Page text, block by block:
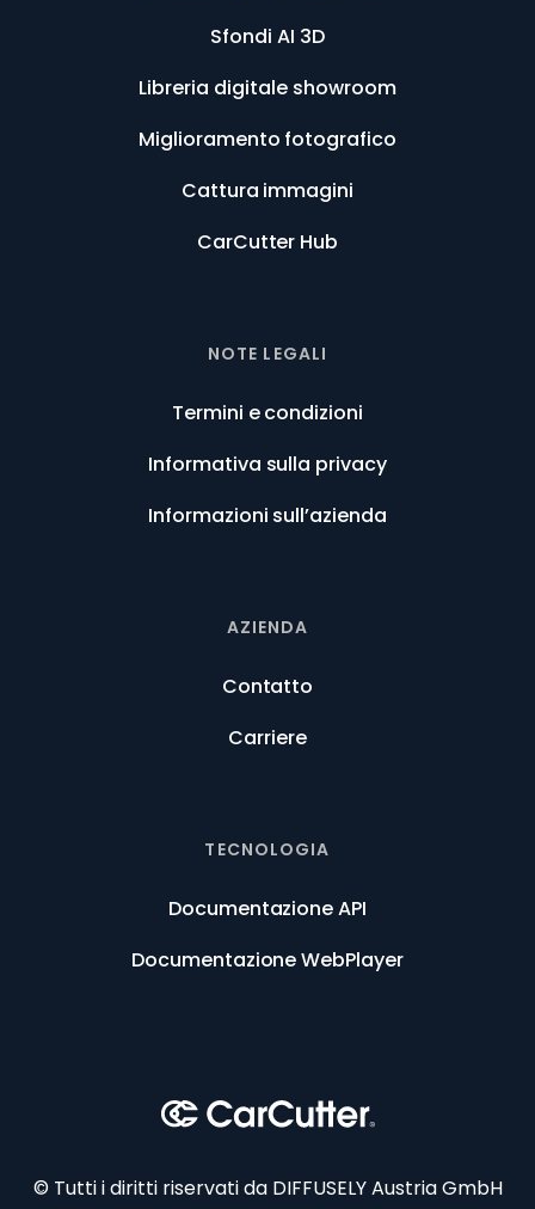
Sfondi AI 3D
Libreria digitale showroom
Miglioramento fotografico
Cattura immagini
CarCutter Hub
NOTE LEGALI
Termini e condizioni
Informativa sulla privacy
Informazioni sull’azienda
AZIENDA
Contatto
Carriere
TECNOLOGIA
Documentazione API
Documentazione WebPlayer
© Tutti i diritti riservati da DIFFUSELY Austria GmbH